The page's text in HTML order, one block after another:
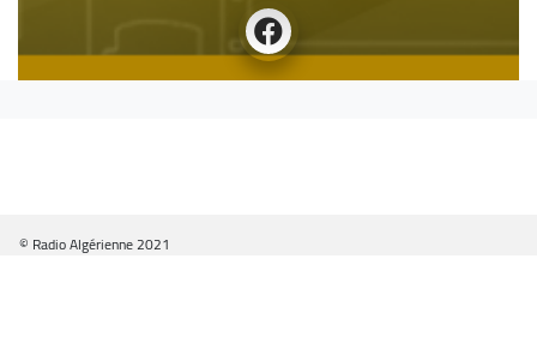
© Radio Algérienne 2021